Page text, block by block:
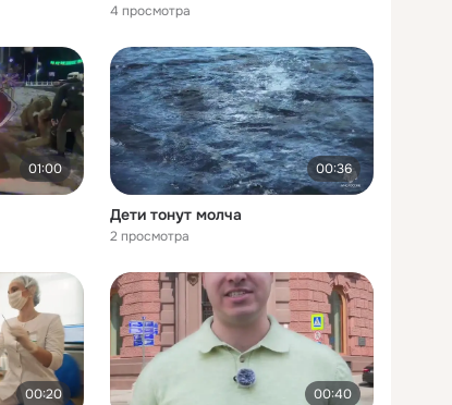
4 просмотра
01:00 00:36
Дети тонут молча
2 просмотра
00:20 00:40